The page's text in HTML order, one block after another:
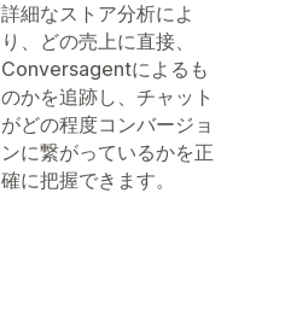
詳細なストア分析によ
り、どの売上に直接、
Conversagentによるも
のかを追跡し、チャット
がどの程度コンバージョ
ンに繋がっているかを正
確に把握できます。